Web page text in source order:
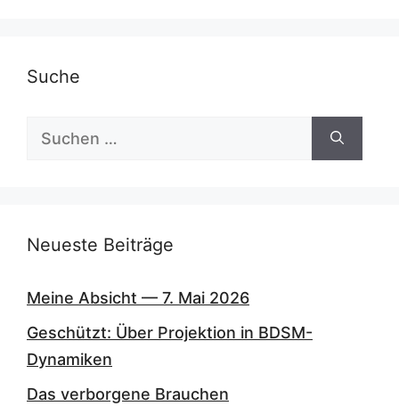
Suche
Suchen
Neueste Beiträge
Meine Absicht — 7. Mai 2026
Geschützt: Über Projektion in BDSM-
Dynamiken
Das verborgene Brauchen